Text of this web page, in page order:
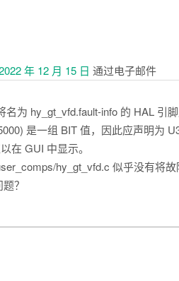
年 12 月 15 日 通过电子邮件
名为 hy_gt_vfd.fault-info 的 HAL 引
是一组 BIT 值，因此应声明为
在 GUI 中显示。
hy_gt_vfd.c 似乎没有将
？